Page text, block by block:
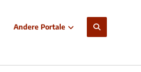
Andere Portale